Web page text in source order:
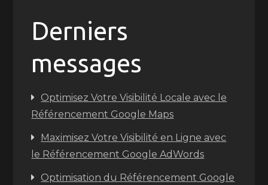
Derniers
messages
Optimisez Votre Visibilité Locale avec le
Référencement Google Maps
Maximisez Votre Visibilité en Ligne avec
le Référencement Google AdWords
Optimisation du Référencement Google